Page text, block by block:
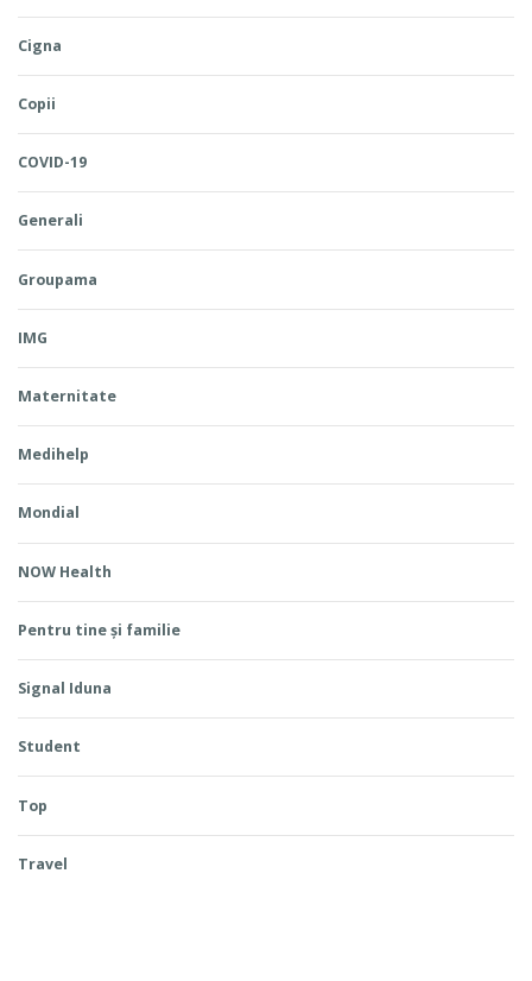
Cigna
Copii
COVID-19
Generali
Groupama
IMG
Maternitate
Medihelp
Mondial
NOW Health
Pentru tine și familie
Signal Iduna
Student
Top
Travel